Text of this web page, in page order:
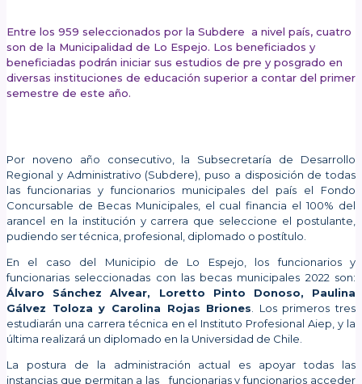
Entre los 959 seleccionados por la Subdere a nivel país, cuatro
son de la Municipalidad de Lo Espejo. Los beneficiados y
beneficiadas podrán iniciar sus estudios de pre y posgrado en
diversas instituciones de educación superior a contar del primer
semestre de este año.
Por noveno año consecutivo, la Subsecretaría de Desarrollo
Regional y Administrativo (Subdere), puso a disposición de todas
las funcionarias y funcionarios municipales del país el Fondo
Concursable de Becas Municipales, el cual financia el 100% del
arancel en la institución y carrera que seleccione el postulante,
pudiendo ser técnica, profesional, diplomado o postítulo.
En el caso del Municipio de Lo Espejo, los funcionarios y
funcionarias seleccionadas con las becas municipales 2022 son:
Álvaro Sánchez Alvear, Loretto Pinto Donoso, Paulina
Gálvez Toloza y Carolina Rojas Briones . Los primeros tres
estudiarán una carrera técnica en el Instituto Profesional Aiep, y la
última realizará un diplomado en la Universidad de Chile.
La postura de la administración actual es apoyar todas las
instancias que permitan a las funcionarias y funcionarios acceder